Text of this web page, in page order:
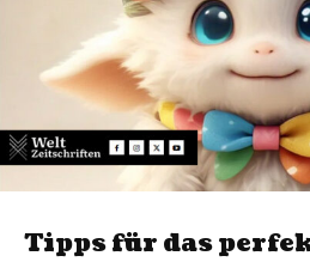
Tipps für das